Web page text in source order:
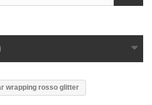
wrapping rosso glitter